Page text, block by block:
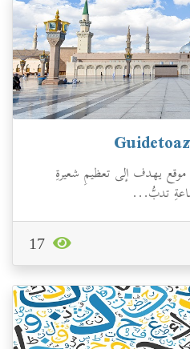
يهدف إلى تعظيمِ شعيرةِ
تدبُّ...